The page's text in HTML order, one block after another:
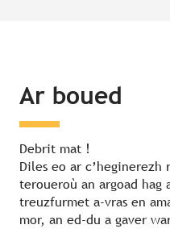
Ar boued
Debrit mat !
Diles eo ar
teroueroù an argoad hag
treuzfurmet a-vras en
mor, an ed-du a gaver